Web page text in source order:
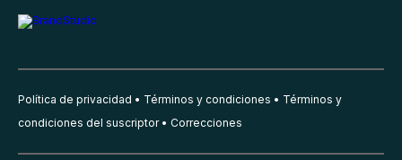
Política de privacidad Términos y condiciones
Términos y
condiciones del suscriptor
Correcciones